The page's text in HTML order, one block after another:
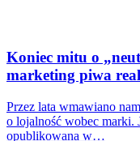
Koniec mitu o
marketing piwa
Przez lata wmawiano
o lojalność wobec marki.
opublikowana w…